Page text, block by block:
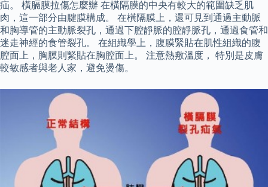
疝。 橫膈膜拉傷怎麼辦 在橫隔膜的中央有較大的範圍缺乏肌
肉，這一部分由腱膜構成。 在橫隔膜上，還可見到通過主動脈
和胸導管的主動脈裂孔，通過下腔靜脈的腔靜脈孔，通過食管和
迷走神經的食管裂孔。 在組織學上，腹膜緊貼在肌性組織的腹
腔面上，胸膜則緊貼在胸腔面上。 注意熱敷溫度， 特別是皮膚
較敏感者與老人家，避免燙傷。